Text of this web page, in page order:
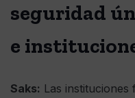
seguridad
e
Saks: Las